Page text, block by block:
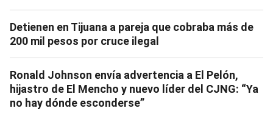
Detienen en Tijuana a pareja que cobraba más de
200 mil pesos por cruce ilegal
Ronald Johnson envía advertencia a El Pelón,
hijastro de El Mencho y nuevo líder del CJNG: “Ya
no hay dónde esconderse”